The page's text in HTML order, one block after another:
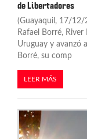
d
a
s
de Libertadores
(Guayaquil, 17/
Rafael Borré,
Uruguay y avanzó
Borré, su comp
LEER MÁS